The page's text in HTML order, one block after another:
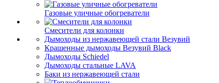
Газовые уличные обогреватели
Смесители для колонки
Дымоходы из нержавеющей стали Везувий
Крашенные дымоходы Везувий Black
Дымоходы Schiedel
Дымоходы стальные LAVA
Баки из нержавеющей стали